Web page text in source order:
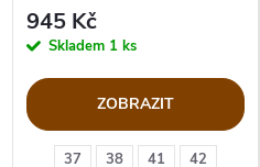
37 38 41
42
945 Kč
Skladem 1 ks
ZOBRAZIT